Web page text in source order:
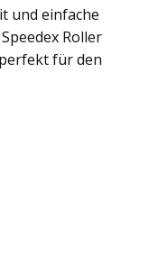
und einfache
Roller
für den